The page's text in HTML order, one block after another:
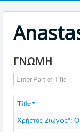
ΓΝΩΜΗ
Enter Part of Title
Title
Χρήστος Ζιώγας*: Ο